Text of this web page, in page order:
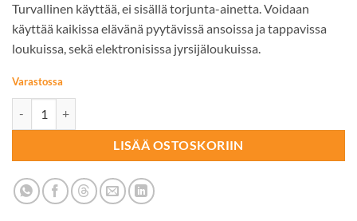
Turvallinen käyttää, ei sisällä torjunta-ainetta. Voidaan
käyttää kaikissa elävänä pyytävissä ansoissa ja tappavissa
loukuissa, sekä elektronisissa jyrsijäloukuissa.
Varastossa
LISÄÄ OSTOSKORIIN